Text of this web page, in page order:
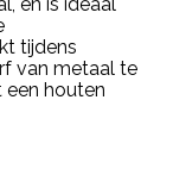
tijdens
van metaal te
houten